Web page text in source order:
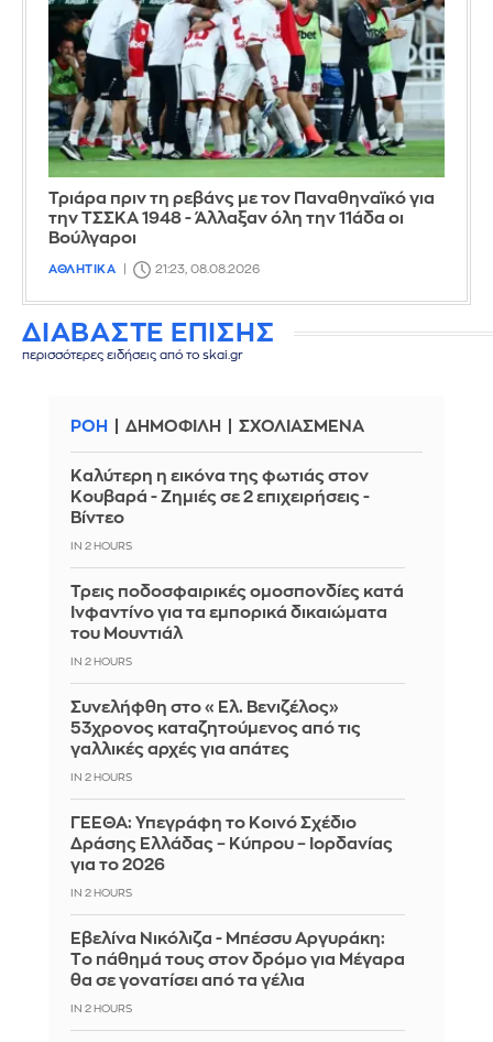
Τριάρα πριν τη ρεβάνς με τον Παναθηναϊκό για
την ΤΣΣΚΑ 1948 - Άλλαξαν όλη την 11άδα οι
Βούλγαροι
ΑΘΛΗΤΙΚΑ 21:23, 08.08.2026
ΔΙΑΒΑΣΤΕ ΕΠΙΣΗΣ
περισσότερες ειδήσεις από το skai.gr
ΡΟΗ ΔΗΜΟΦΙΛΗ ΣΧΟΛΙΑΣΜΕΝΑ
Καλύτερη η εικόνα της φωτιάς στον
Κουβαρά - Ζημιές σε 2 επιχειρήσεις -
Βίντεο
IN 2 HOURS
Τρεις ποδοσφαιρικές ομοσπονδίες κατά
Ινφαντίνο για τα εμπορικά δικαιώματα
του Μουντιάλ
IN 2 HOURS
Συνελήφθη στο «Ελ. Βενιζέλος»
53χρονος καταζητούμενος από τις
γαλλικές αρχές για απάτες
IN 2 HOURS
ΓΕΕΘΑ: Υπεγράφη το Κοινό Σχέδιο
Δράσης Ελλάδας – Κύπρου – Ιορδανίας
για το 2026
IN 2 HOURS
Εβελίνα Νικόλιζα - Μπέσσυ Αργυράκη:
Tο πάθημά τους στον δρόμο για Μέγαρα
θα σε γονατίσει από τα γέλια
IN 2 HOURS